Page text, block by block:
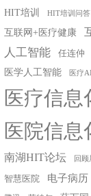
HIT培训 HIT培训问答
互联网+医疗健康
人工智能 任连仲
医学人工智能 医疗AI
医疗信息
医院信息
南湖HIT论坛 回顾
智慧医院 电子病历